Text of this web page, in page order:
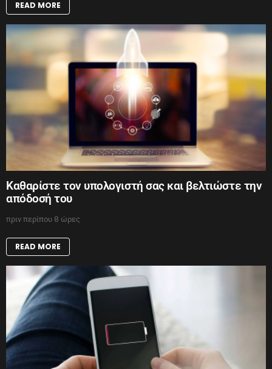
READ MORE
Καθαρίστε τον υπολογιστή σας και βελτιώστε την
απόδοσή του
πριν περίπου 8 ώρες
READ MORE